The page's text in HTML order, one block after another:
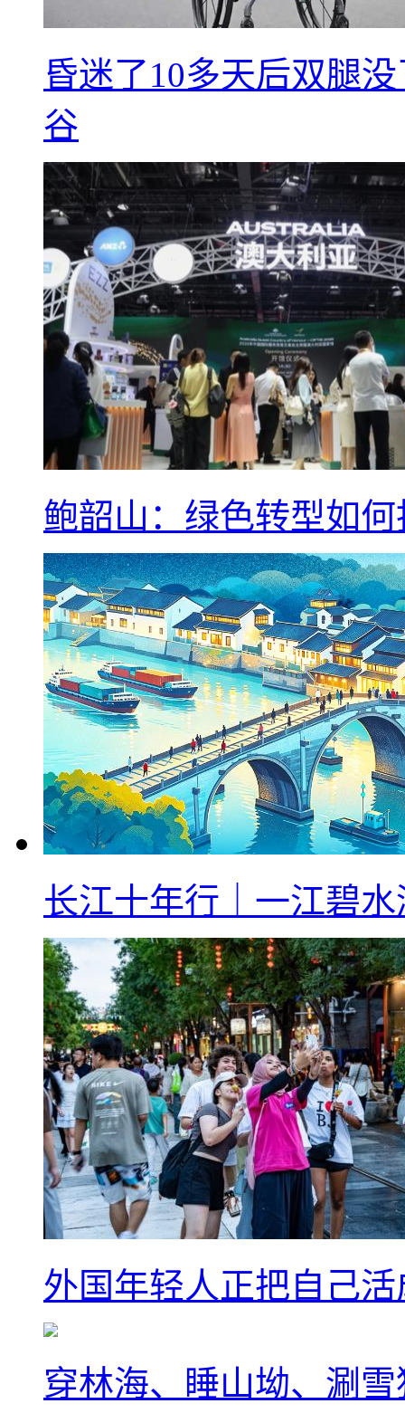
昏迷了10多天后双腿
谷
鲍韶山：绿色转型如
长江十年行｜一江碧
外国年轻人正把自己活
穿林海、睡山坳、涮